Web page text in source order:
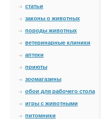
статьи
законы о животных
породы животных
ветеринарные клиники
аптеки
приюты
зоомагазины
обои для рабочего стола
игры с животными
питомники